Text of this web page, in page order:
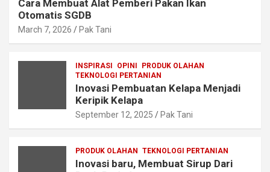
Cara Membuat Alat Pemberi Pakan Ikan
Otomatis SGDB
March 7, 2026 Pak Tani
INSPIRASI OPINI
PRODUK OLAHAN
TEKNOLOGI PERTANIAN
Inovasi Pembuatan Kelapa Menjadi
Keripik Kelapa
September 12, 2025 Pak Tani
PRODUK OLAHAN TEKNOLOGI PERTANIAN
Inovasi baru, Membuat Sirup Dari